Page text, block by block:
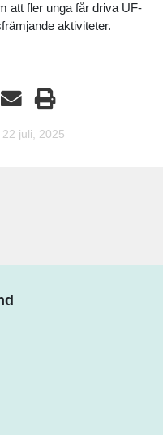
att fler unga får driva UF-
aktiviteter.​
juli, 2025